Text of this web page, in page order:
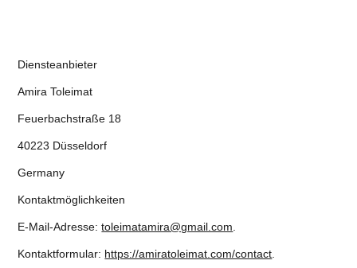
Diensteanbieter
Amira Toleimat
Feuerbachstraße 18
40223 Düsseldorf
Germany
Kontaktmöglichkeiten
E-Mail-Adresse:toleimatamira@gmail.com
Kontaktformular: https://amiratoleimat.com/contact